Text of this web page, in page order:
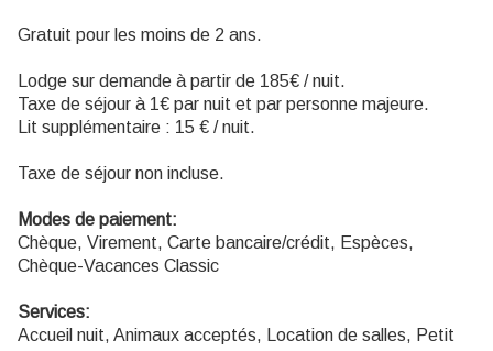
Gratuit pour les moins de 2 ans.
Lodge sur demande à partir de 185€ / nuit.
Taxe de séjour à 1€ par nuit et par personne majeure.
Lit supplémentaire : 15 € / nuit.
Taxe de séjour non incluse.
Modes de paiement:
Chèque, Virement, Carte bancaire/crédit, Espèces,
Chèque-Vacances Classic
Services:
Accueil nuit, Animaux acceptés, Location de salles, Petit